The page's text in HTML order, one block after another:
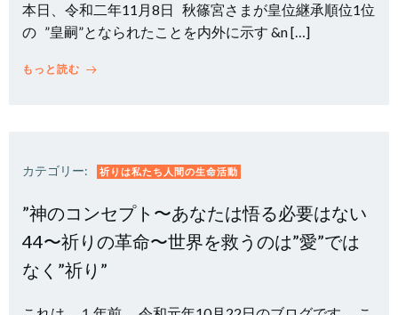
本日、令和二年11月8日 秋篠宮さまが皇位継承順位1位
の ”皇嗣”となられたことを内外に示す &n […]
もっと読む
カテゴリー: 祈りは私たち人間の生命活動
”神のコンセプト〜あなたは悟る必要はない
44〜祈りの革命〜世界を救うのは”愛”では
なく”祈り”